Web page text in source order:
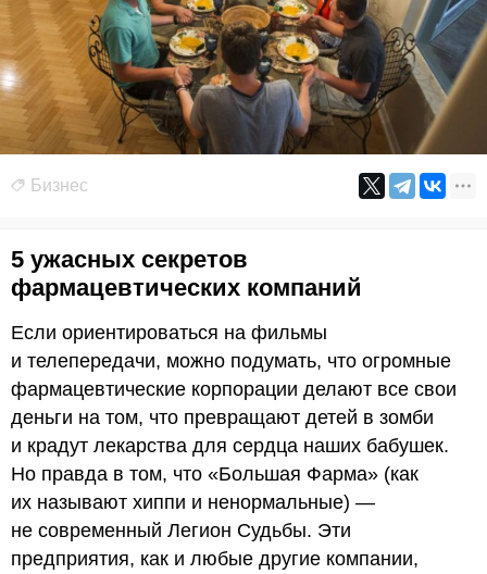
Бизнес
5 ужасных секретов
фармацевтических компаний
Если ориентироваться на фильмы
и телепередачи, можно подумать, что огромные
фармацевтические корпорации делают все свои
деньги на том, что превращают детей в зомби
и крадут лекарства для сердца наших бабушек.
Но правда в том, что «Большая Фарма» (как
их называют хиппи и ненормальные) —
не современный Легион Судьбы. Эти
предприятия, как и любые другие компании,